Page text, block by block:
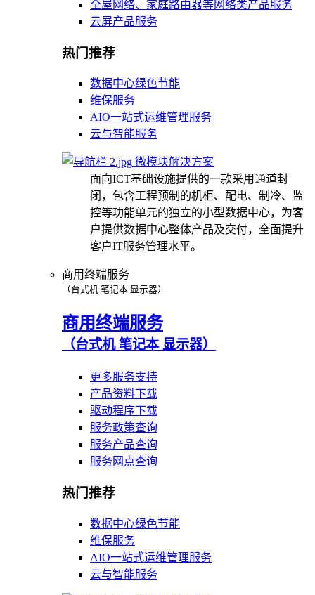
全屋网络、家庭路由器等网络类产品服务
云屏产品服务
热门推荐
数据中心绿色节能
维保服务
AIO一站式运维管理服务
云与智能服务
微模块解决方案
面向ICT基础设施提供的一款采用通道封
闭，包含工程预制的机柜、配电、制冷、监
控等功能单元的独立的小型数据中心，为客
户提供数据中心整体产品及交付，全面提升
客户IT服务管理水平。
商用终端服务
（台式机 笔记本 显示器）
商用终端服务
（台式机 笔记本 显示器）
更多服务支持
产品资料下载
驱动程序下载
服务政策查询
服务产品查询
服务网点查询
热门推荐
数据中心绿色节能
维保服务
AIO一站式运维管理服务
云与智能服务